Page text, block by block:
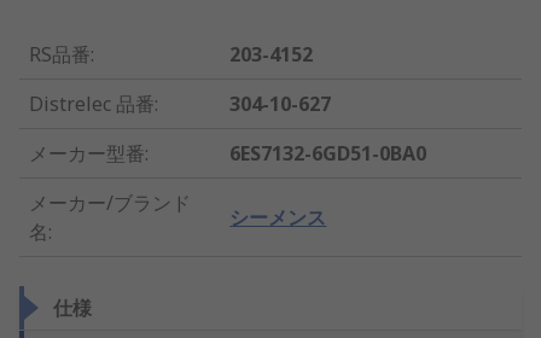
RS品番:
203-4152
Distrelec 品番:
304-10-627
メーカー型番:
6ES7132-6GD51-0BA0
メーカー/ブランド
名:
シーメンス
仕様